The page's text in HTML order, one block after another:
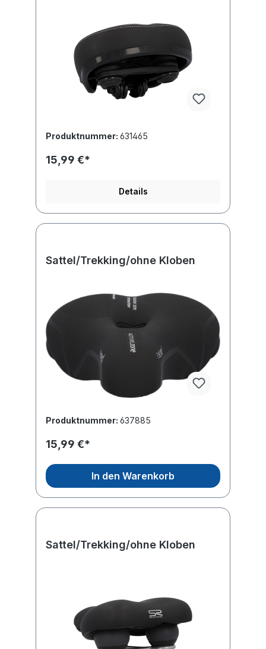
Produktnummer: 631465
15,99 €*
Details
Sattel/Trekking/ohne Kloben
Produktnummer: 637885
15,99 €*
In den Warenkorb
Sattel/Trekking/ohne Kloben